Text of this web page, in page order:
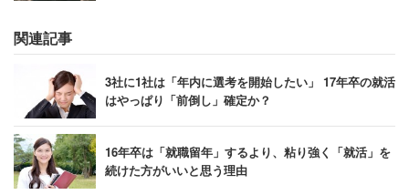
関連記事
3社に1社は「年内に選考を開始したい」 17年卒の就活
はやっぱり「前倒し」確定か？
16年卒は「就職留年」するより、粘り強く「就活」を
続けた方がいいと思う理由